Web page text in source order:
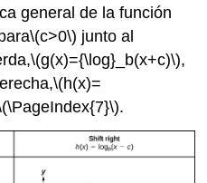
general de la función
\(c>0\) junto al
\(g(x)={\log}_b(x+c)\),
\(h(x)=
.